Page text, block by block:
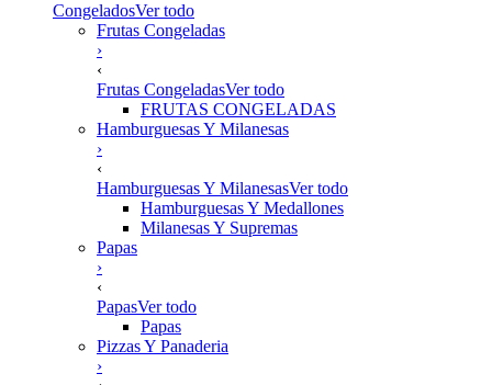
CongeladosVer todo
Frutas Congeladas
›
‹
Frutas CongeladasVer todo
FRUTAS CONGELADAS
Hamburguesas Y Milanesas
›
‹
Hamburguesas Y MilanesasVer todo
Hamburguesas Y Medallones
Milanesas Y Supremas
Papas
›
‹
PapasVer todo
Papas
Pizzas Y Panaderia
›